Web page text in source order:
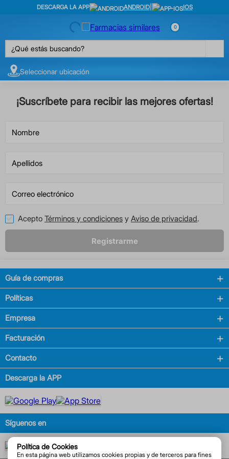
DESCARGA LA APP ANDROID| IOS
0
¿Qué estás buscando?
Seleccionar ubicación
Política de Cookies
En esta página web utilizamos cookies propias y de terceros para fines
¡Suscríbete para recibir las mejores ofertas!
Acepto Términos y condiciones y Aviso de privacidad.
Registrarme
Guía de compras
Políticas
Empresa
Facturación
Contacto
Descarga la APP
Síguenos en